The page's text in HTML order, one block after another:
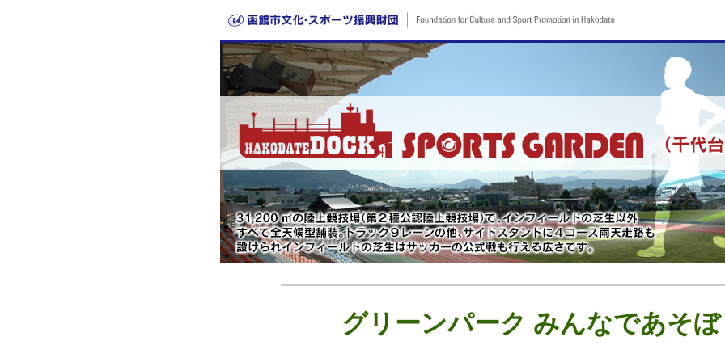
グリーンパーク みんなであそ